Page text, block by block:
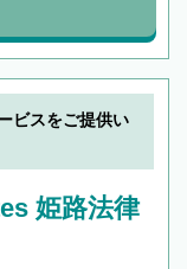
ビスをご提供い
姫路法律